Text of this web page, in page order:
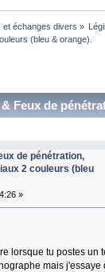
et échanges divers »
(bleu & orange).
Feux de
de pénétration,
2 couleurs (bleu
»
lorsque tu postes un
mais